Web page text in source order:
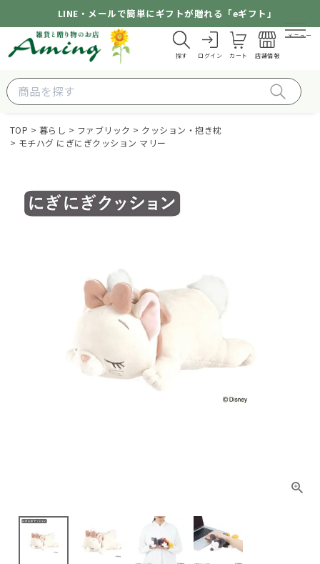
LINE・メールで簡単にギフトが贈れる「eギフト」
探す ログイン カート 店舗情報
メニュー
TOP 暮らし ファブリック
クッション・抱き枕
モチハグ にぎにぎクッション マリー